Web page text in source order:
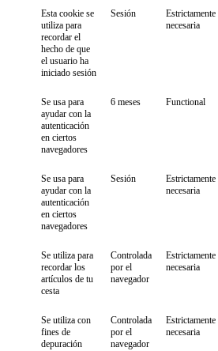
Esta cookie se
utiliza para
recordar el
hecho de que
el usuario ha
iniciado sesión
Sesión
Estrictamente
necesaria
Se usa para
ayudar con la
autenticación
en ciertos
navegadores
6 meses Functional
Se usa para
ayudar con la
autenticación
en ciertos
navegadores
Sesión
Estrictamente
necesaria
Se utiliza para
recordar los
artículos de tu
cesta
Controlada
por el
navegador
Estrictamente
necesaria
Se utiliza con
fines de
depuración
Controlada
por el
navegador
Estrictamente
necesaria